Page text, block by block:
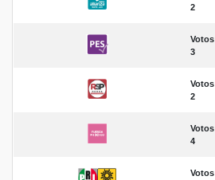
2
Votos
3
Votos
2
Votos
4
Votos